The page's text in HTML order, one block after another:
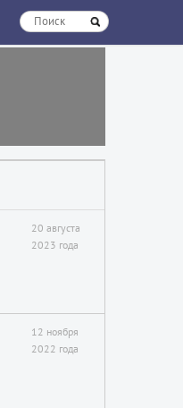
20 августа
2023 года
12 ноября
2022 года